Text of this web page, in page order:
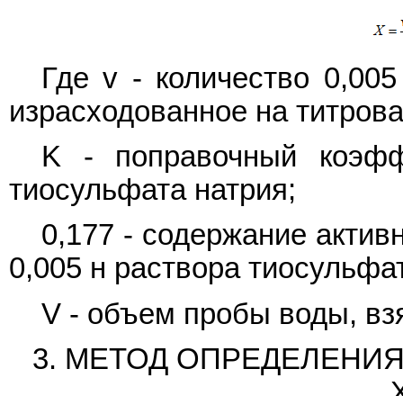
Где v - количество
израсходованное на
K - поправочный
тиосульфата натрия;
0,177 - содержание
0,005 н раствора
V - объем пробы воды,
3. МЕТОД